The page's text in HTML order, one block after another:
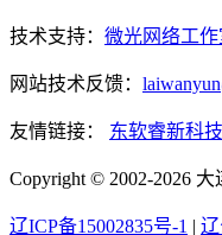
技术支持： 微光网络工作
网站技术反馈：
友情链接： 东软睿新科
Copyright © 2002-2026
辽ICP备15002835号-1 | 辽